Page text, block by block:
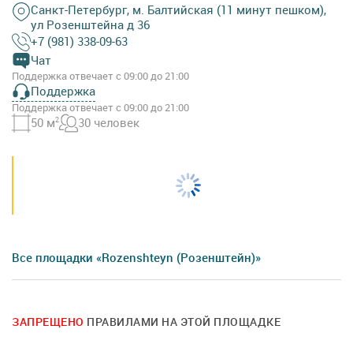
Санкт-Петербург, м. Балтийская (11 минут пешком),
ул Розенштейна д 36
+7 (981) 338-09-63
Чат
Поддержка отвечает с 09:00 до 21:00
Поддержка
Поддержка отвечает с 09:00 до 21:00
50 м2 30 человек
Все площадки «Rozenshteyn (Розенштейн)»
ЗАПРЕЩЕНО ПРАВИЛАМИ НА ЭТОЙ ПЛОЩАДКЕ